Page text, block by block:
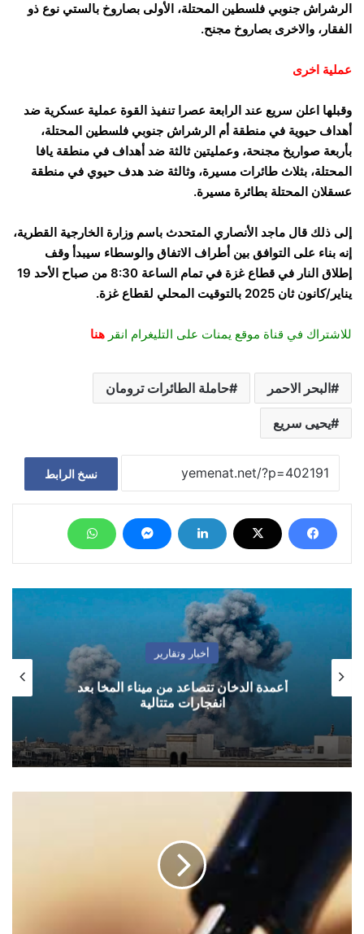
الرشراش جنوبي فلسطين المحتلة، الأولى بصاروخ بالستي نوع ذو
الفقار، والاخرى بصاروخ مجنح.
عملية اخرى
وقبلها اعلن سريع عند الرابعة عصرا تنفيذ القوة عملية عسكرية ضد
أهداف حيوية في منطقة أم الرشراش جنوبي فلسطين المحتلة،
بأربعة صواريخ مجنحة، وعمليتين ثالثة ضد أهداف في منطقة يافا
المحتلة، بثلاث طائرات مسيرة، وثالثة ضد هدف حيوي في منطقة
عسقلان المحتلة بطائرة مسيرة.
إلى ذلك قال ماجد الأنصاري المتحدث باسم وزارة الخارجية القطرية،
إنه بناء على التوافق بين أطراف الاتفاق والوسطاء سيبدأ وقف
إطلاق النار في قطاع غزة في تمام الساعة 8:30 من صباح الأحد 19
يناير/كانون ثان 2025 بالتوقيت المحلي لقطاع غزة.
للاشتراك في قناة موقع يمنات على التليغرام انقر هنا
البحر الاحمر حاملة الطائرات ترومان
يحيى سريع
نسخ الرابط
أخبار وتقارير
أعمدة الدخان تتصاعد من ميناء المخا بعد
انفجارات متتالية
يتغذى
الفساد
على
الشعوب..؟